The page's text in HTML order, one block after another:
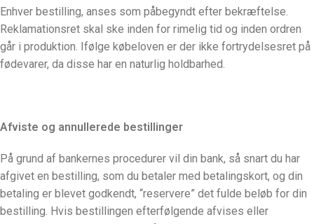
Enhver bestilling, anses som påbegyndt efter bekræftelse.
Reklamationsret skal ske inden for rimelig tid og inden ordren
går i produktion. Ifølge købeloven er der ikke fortrydelsesret på
fødevarer, da disse har en naturlig holdbarhed.
Afviste og annullerede bestillinger
På grund af bankernes procedurer vil din bank, så snart du har
afgivet en bestilling, som du betaler med betalingskort, og din
betaling er blevet godkendt, “reservere” det fulde beløb for din
bestilling. Hvis bestillingen efterfølgende afvises eller